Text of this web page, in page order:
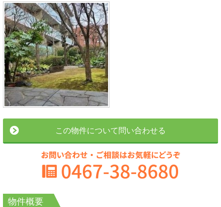
この物件について問い合わせる
物件概要